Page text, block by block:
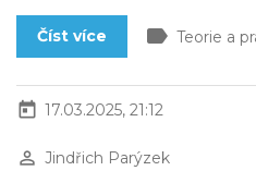
Číst více label Teorie a
today 17.03.2025, 21:12
perm_identity Jindřich Parýzek